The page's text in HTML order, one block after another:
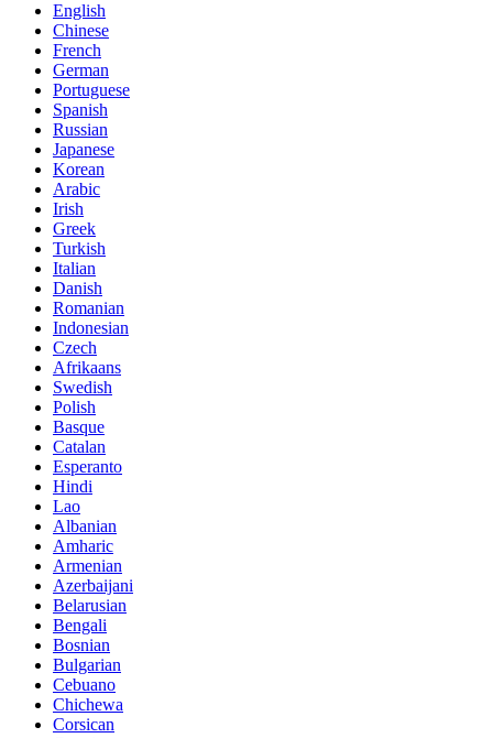
English
Chinese
French
German
Portuguese
Spanish
Russian
Japanese
Korean
Arabic
Irish
Greek
Turkish
Italian
Danish
Romanian
Indonesian
Czech
Afrikaans
Swedish
Polish
Basque
Catalan
Esperanto
Hindi
Lao
Albanian
Amharic
Armenian
Azerbaijani
Belarusian
Bengali
Bosnian
Bulgarian
Cebuano
Chichewa
Corsican